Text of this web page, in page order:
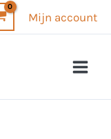
Mijn account